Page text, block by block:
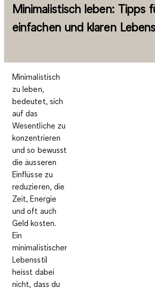
Minimalistisch leben: Tipps
einfachen und klaren
Minimalistisch
zu leben,
bedeutet, sich
auf das
Wesentliche zu
konzentrieren
und so bewusst
die äusseren
Einflüsse zu
reduzieren, die
Zeit, Energie
und oft auch
Geld kosten.
Ein
minimalistischer
Lebensstil
heisst dabei
nicht, dass du